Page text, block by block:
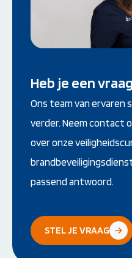
af en adviseert het
toe te dienen.
Heb je een
Ons team van ervaren
verder. Neem contact
over onze
passend antwoord.
STEL JE VRAAG